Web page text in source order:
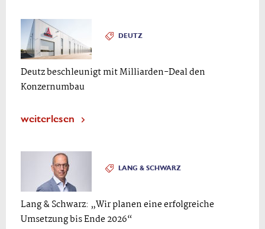
DEUTZ
Deutz beschleunigt mit Milliarden-Deal den
Konzernumbau
weiterlesen
LANG & SCHWARZ
Lang & Schwarz: „Wir planen eine erfolgreiche
Umsetzung bis Ende 2026“